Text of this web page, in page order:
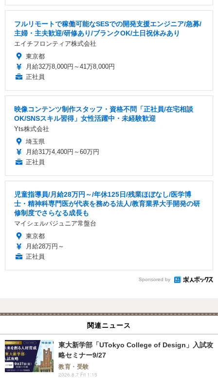
フルリモートで稼働可能なSESでの開発支援エンジニア/急募/
主婦・主夫歓迎/研修あり/ブランクOK/土日祝休みあり
エイチフロンティア株式会社
東京都
月給32万8,000円～41万8,000円
正社員
映像コンテンツ制作スタッフ・資格不問「正社員/在宅相談
OK/SNSスキル習得」女性活躍中・未経験歓迎
Yts株式会社
埼玉県
月給31万4,400円～60万円
正社員
児童指導員/月給28万円～/年休125日/残業ほぼなし/医学博
士・精神科専門医が代表を務める法人/教育業界大手開発の研
修制度でさらなる成長も
マイシェルパジュニア常盤台
東京都
月給28万円～
正社員
Sponsored by
関連ニュース
東大新学部「UTokyo College of Design」入試攻
略セミナー9/27
教育・受験
2026.8.7 Fri 1:15